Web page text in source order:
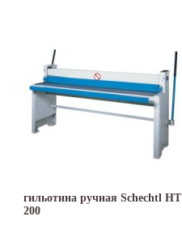
гильотина ручная Schechtl HT
200